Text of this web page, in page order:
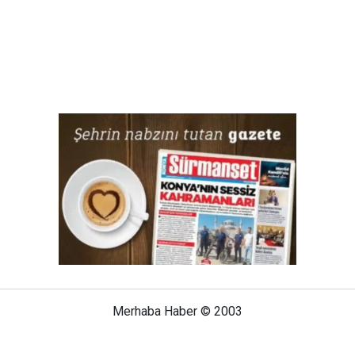
Merhaba Haber © 2003